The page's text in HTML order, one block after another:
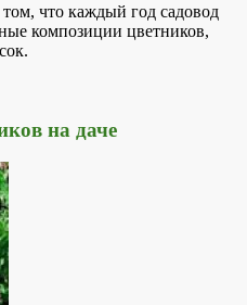
что каждый год садовод
композиции цветников,
на даче